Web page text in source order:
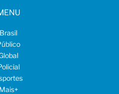
Brasil
Mais+